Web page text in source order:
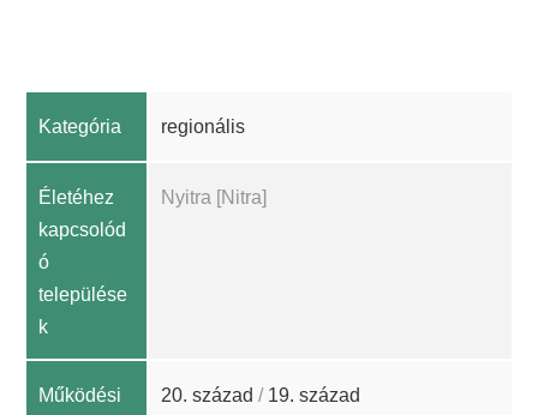
Kategória regionális
Életéhez
kapcsolód
ó
települése
k
Nyitra [Nitra]
Működési
20. század / 19. század